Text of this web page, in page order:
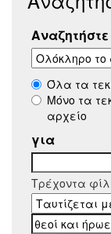
Όλα τα
Μόνο τα
αρχείο
για
Τρέχοντα